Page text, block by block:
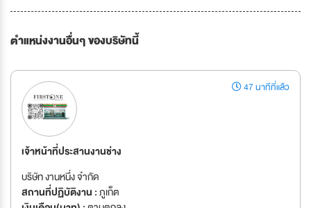
ตำแหน่งงานอื่นๆ ของบริษัทนี้
47 นาทีที่แล้ว
เจ้าหน้าที่ประสานงานช่าง
บริษัท งานหนึ่ง จำกัด
สถานที่ปฏิบัติงาน :ภูเก็ต